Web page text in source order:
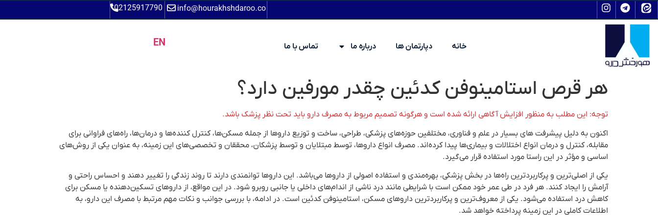
info@hourakhshdaroo.co
02125917790
خانه دپارتمان ها درباره ما تماس با ما EN
هر قرص استامینوفن کدئین چقدر مورفین دارد؟
توجه: این مطلب به منظور افزایش آگاهی ارائه شده است و هرگونه تصمیم مربوط به مصرف دارو باید تحت نظر پزشک باشد.
اکنون به دلیل پیشرفت های بسیار در علم و فناوری، مختلفین حوزه‌های پزشکی، طراحی، ساخت و توزیع داروها از جمله مسکن‌ها، کنترل کننده‌ها و درمان‌ها، راه‌های فراوانی برای
مقابله، کنترل و درمان انواع اختلالات و بیماری‌ها پیدا کرده‌اند. مصرف انواع داروها، توسط مبتلایان و توسط پزشکان، محققان و تخصصی‌های این زمینه، به عنوان یکی از روش‌های
اساسی و مؤثر در این راستا مورد استفاده قرار می‌گیرد.
یکی از اصلی‌ترین و پرکاربردترین راه‌ها در بخش پزشکی، بهره‌مندی و استفاده اصولی از داروها می‌باشد. این داروها توانمندی دارند تا روند زندگی را تغییر دهند و احساس راحتی و
آرامش را ایجاد کنند. هر فرد در طی عمر خود ممکن است با شرایطی مانند درد ناشی از اندام‌های داخلی یا جانبی روبرو شود. در این مواقع، از داروهای تسکین‌دهنده یا مسکن برای
کاهش درد استفاده می‌شود. یکی از معروف‌ترین و پرکاربردترین داروهای مسکن، استامینوفن کدئین است. در ادامه، با بررسی جوانب و نکات مهم مرتبط با مصرف این دارو، به
اطلاعات کاملی در این زمینه پرداخته خواهد شد.